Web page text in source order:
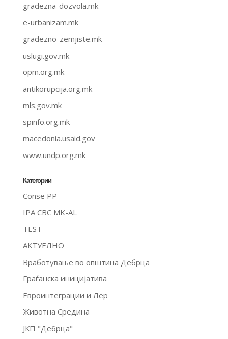
gradezna-dozvola.mk
e-urbanizam.mk
gradezno-zemjiste.mk
uslugi.gov.mk
opm.org.mk
antikorupcija.org.mk
mls.gov.mk
spinfo.org.mk
macedonia.usaid.gov
www.undp.org.mk
Категории
Conse PP
IPA CBC MK-AL
TEST
АКТУЕЛНО
Вработување во општина Дебрца
Граѓанска иницијатива
Евроинтеграции и Лер
Животна Средина
ЈКП "Дебрца"